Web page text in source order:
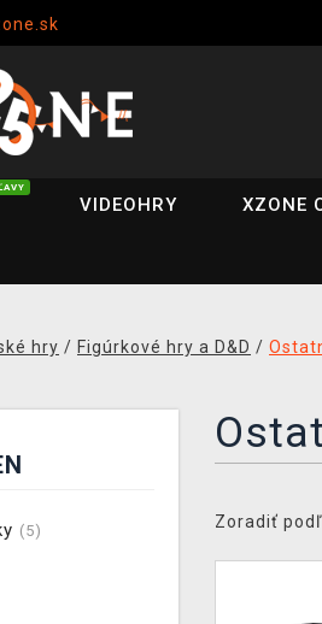
VIDEOHRY XZONE
hry / Figúrkové hry a D&D /
(5) Zoradiť